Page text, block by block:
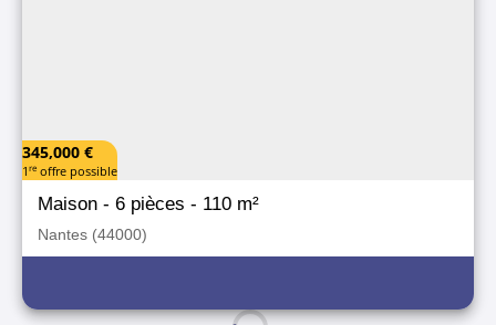
345,000 €
1 re offre possible
Maison - 6 pièces - 110 m²
Nantes (44000)